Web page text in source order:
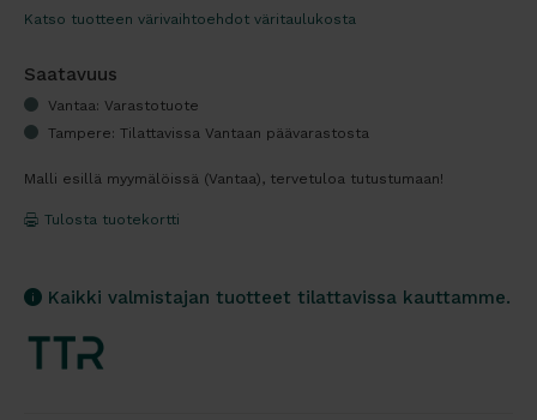
Katso tuotteen värivaihtoehdot väritaulukosta
Saatavuus
Vantaa: Varastotuote
Tampere: Tilattavissa Vantaan päävarastosta
Malli esillä myymälöissä (Vantaa), tervetuloa tutustumaan!
Tulosta tuotekortti
Kaikki valmistajan tuotteet tilattavissa kauttamme.